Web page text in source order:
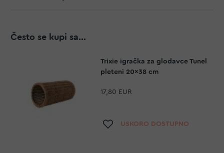
Često se kupi sa...
Trixie igračka za glodavce Tunel
pleteni 20x38 cm
17,80 EUR
Dodaj na listu želja
USKORO DOSTUPNO